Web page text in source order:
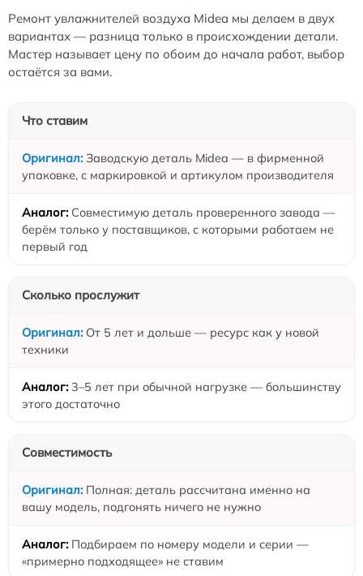
Ремонт увлажнителей воздуха Midea мы делаем в двух
вариантах — разница только в происхождении детали.
Мастер называет цену по обоим до начала работ, выбор
остаётся за вами.
Что ставим
Заводскую деталь Midea — в фирменной
упаковке, с маркировкой и артикулом производителя
Совместимую деталь проверенного завода —
берём только у поставщиков, с которыми работаем не
первый год
Сколько прослужит
От 5 лет и дольше — ресурс как у новой
техники
3–5 лет при обычной нагрузке — большинству
этого достаточно
Совместимость
Полная: деталь рассчитана именно на
вашу модель, подгонять ничего не нужно
Подбираем по номеру модели и серии —
«примерно подходящее» не ставим